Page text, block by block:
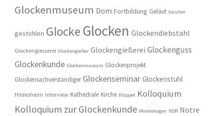
Glockenmuseum Dom Fortbildung Geläut Gescher
gestohlen Glocke Glocken Glockendiebstahl
Glockengiesserei Glockengießer Glockengießerei Glockenguss
Glockenkunde Glockenmuseum Glockenprojekt
Glockensachverständiger Glockenseminar Glockenstuhl
Hildesheim Interview Kathedrale Kirche Klöppel Kolloquium
Kolloquium zur Glockenkunde Monkehagen NDR Notre